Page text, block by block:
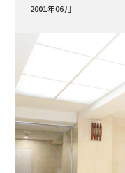
2001年06月